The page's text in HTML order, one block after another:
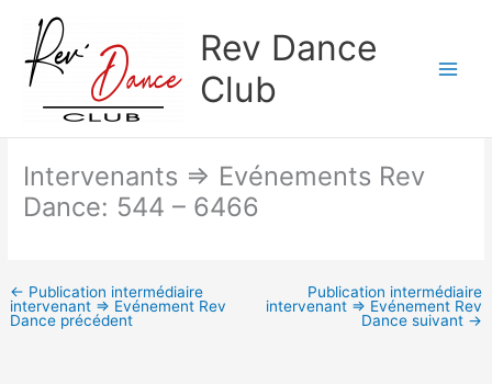
contenu
Rev Dance
Club
Intervenants => Evénements Rev
Dance: 544 – 6466
← Publication intermédiaire
intervenant => Evénement Rev
Dance précédent
Publication intermédiaire
intervenant => Evénement Rev
Dance suivant →